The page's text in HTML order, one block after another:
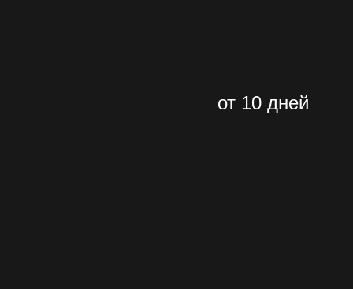
от 10 дней